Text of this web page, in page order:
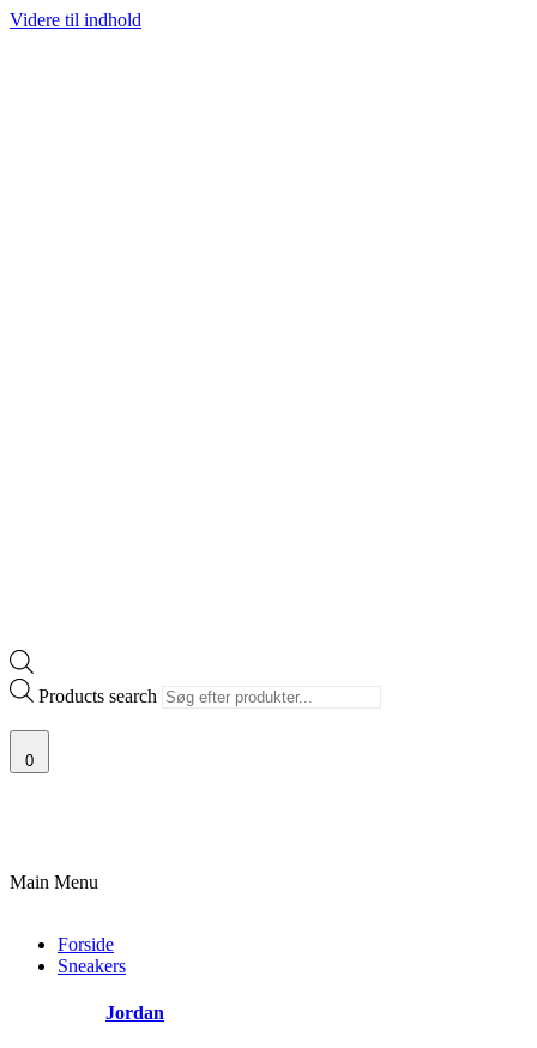
Videre til indhold
Products search
0
Main Menu
Forside
Sneakers
Jordan